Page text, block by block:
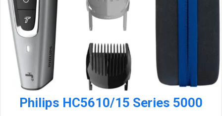
Philips HC5610/15 Series 5000